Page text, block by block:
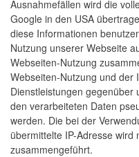
Ausnahmefällen wird die
Google in den USA
diese Informationen
Nutzung unserer Webseite
Webseiten-Nutzung
Webseiten-Nutzung und
Dienstleistungen
den verarbeiteten Daten
werden. Die bei der
übermittelte IP-Adresse
zusammengeführt.